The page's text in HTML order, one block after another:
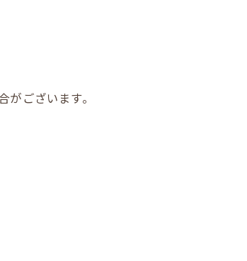
ございます。